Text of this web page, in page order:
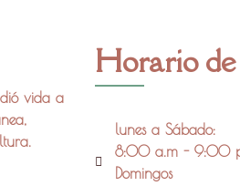
vida a
Horario
lunes a Sábado:
8:00 a.m - 9:00
Domingos